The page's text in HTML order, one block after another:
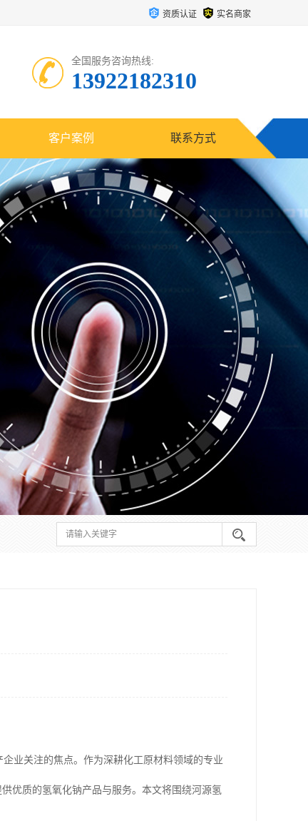
资质认证 实名商家
全国服务咨询热线:
13922182310
客户案例 联系方式
业关注的焦点。作为深耕化工原材料领域的专业
优质的氢氧化钠产品与服务。本文将围绕河源氢